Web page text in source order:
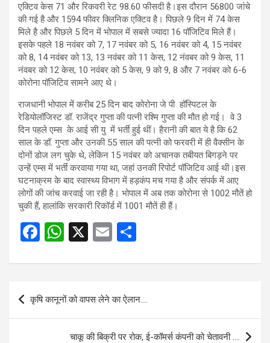
एक्टिव केस 71 और रिकवरी रेट 98.60 फीसदी है।इस दौरान 56800 जांचे
की गई है और 1594 फीवर क्लिनिक एक्टिव है। पिछले 9 दिन में 74 केस
मिले है और पिछले 5 दिन में भोपाल में सबसे ज्यादा 16 पॉजिटिव मिले हैं।
इसके पहले 18 नवंबर को 7, 17 नवंबर को 5, 16 नवंबर को 4, 15 नवंबर
को 8, 14 नवंबर को 13, 13 नवंबर को 11 केस, 12 नंवबर को 9 केस, 11
नंवबर को 12 केस, 10 नवंबर को 5 केस, 9 को 9, 8 और 7 नवंबर को 6-6
कोरोना पॉजिटिव सामने आए थे।
राजधानी भोपाल में करीब 25 दिन बाद कोरोना जे पी हॉस्पिटल के
रेडियोलॉजिस्ट डॉ. राजेंद्र गुप्ता की पत्नी रश्मि गुप्ता की मौत हो गई। वे 3
दिन पहले एम्स के आई सी यु में भर्ती हुई थीं। हैरानी की बात ये है कि 62
साल के डॉ. गुप्ता और उनकी 55 साल की पत्नी को फरवरी में ही वैक्सीन के
दोनों डोज लग चुके थे, लेकिन 15 नवंबर को अचानक तबीयत बिगड़ने पर
उन्हें एम्स में भर्ती करवाया गया था, जहां उनकी रिपोर्ट पॉजिटिव आई थी।इस
घटनाक्रम के बाद स्वास्थ्य विभाग में हड़कंप मच गया है और संपर्क में आए
लोगों की जांच करवाई जा रही है। भोपाल में अब तक कोरोना से 1002 मौतें हो
चुकी हैं, हालांकि सरकारी रिकॉर्ड में 1001 मौतें ही हैं।
F
ce
b
o
W
at
s
A
p
X
E
ail ar
Post
navigation
कृषि कानूनों को वापस लेने का ऐलान….
चाकू की बिक्री पर रोक, ई-कॉमर्स कंपनी को चेतावनी ….